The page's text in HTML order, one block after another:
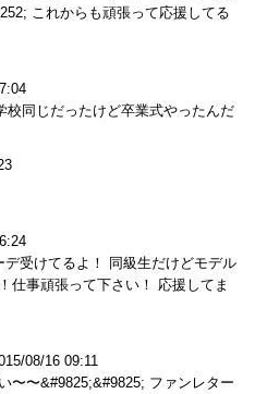
これからも頑張って応援してる
同じだったけど卒業式やったんだ
受けてるよ！ 同級生だけどモデル
仕事頑張って下さい！ 応援してま
08/16 09:11
〜〜&#9825;&#9825; ファンレター